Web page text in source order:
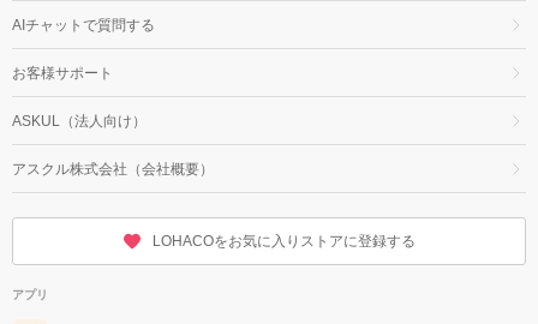
AIチャットで質問する
お客様サポート
ASKUL（法人向け）
アスクル株式会社（会社概要）
LOHACOをお気に入りストアに登録する
アプリ